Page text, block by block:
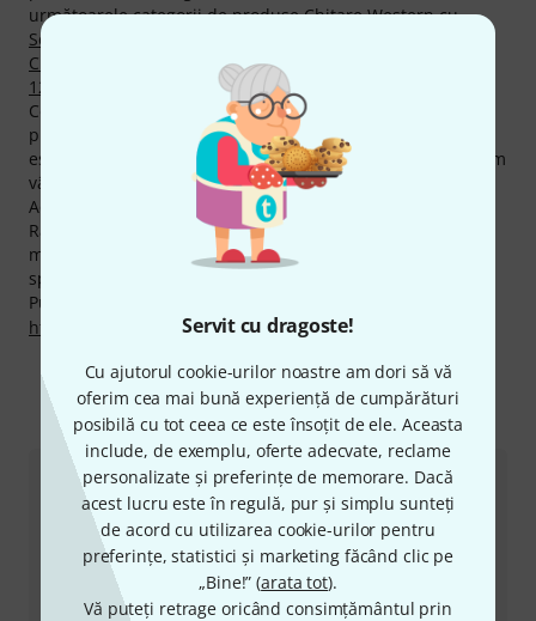
Servit cu dragoste!
Cu ajutorul cookie-urilor noastre am dori să vă
oferim cea mai bună experiență de cumpărături
posibilă cu tot ceea ce este însoțit de ele. Aceasta
include, de exemplu, oferte adecvate, reclame
personalizate și preferințe de memorare. Dacă
acest lucru este în regulă, pur și simplu sunteți
de acord cu utilizarea cookie-urilor pentru
preferințe, statistici și marketing făcând clic pe
„Bine!” (arata tot).
Vă puteți retrage oricând consimțământul prin
următoarele categorii de produseChitare Western cu
Semnătură
Chitare Acustice Bariton,Ghitalele
12-Corzi
Cel mai vândut din momentul actual este următorul
produs
Baton Rouge X11LS/F-AB-12 Folk
este următorul produs
Baton Rouge UR11-S smile-bws
- am
vândut deja acest produs de peste 2.000 de ori.
Acordăm deasemenea pentru produsele Baton Rouge,
Rambursarea Banilor în 30 de Zile, 3 ani garanţie cât şi
multe alte servicii cum ar fi asistenţa pe site asigurată de
specialişti calificaţi,etc.
Puteți găsi mai multe informații despre producător pe
http://www.batonrougeguitars.com
Ne puteți contacta astfel
Serviciul Clienți România